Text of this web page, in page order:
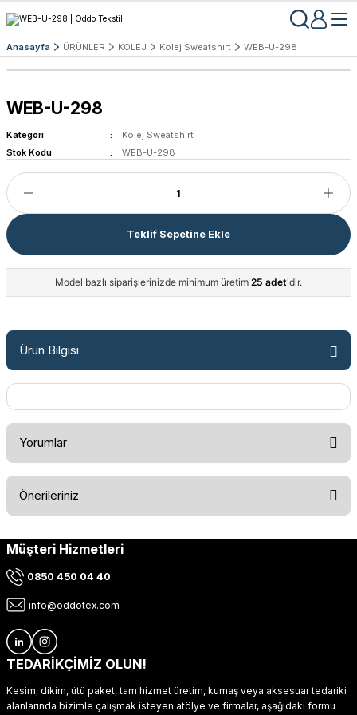
Anasayfa ÜRÜNLER KOLEJ Kolej Sweatshırt WEB-U-298
WEB-U-298
Kategori
Kolej Sweatshırt
Stok Kodu
WEB-U-298
Teklif Sepetine Ekle
Model bazlı siparişlerinizde minimum üretim 25 adet'dir.
Ürün Bilgisi
Yorumlar
Önerileriniz
Bu ürünün fiyat bilgisi, resim, ürün açıklamalarında ve diğer
kullanarak tarafımıza iletebilirsiniz.
Ürün resmi kalitesiz, bozuk veya görüntülenemiyor.
Ürün açıklamasında eksik bilgiler bulunuyor.
Ürün fiyatı diğer sitelerden daha pahalı.
Müşteri Hizmetleri
0850 450 04 40
info@oddotex.com
TEDARİKÇİMİZ OLUN!
Kesim, dikim, ütü paket, tam hizmet üretim, kumaş veya aksesuar tedariki
alanlarında bizimle çalışmak isteyen atölye ve firmalar, aşağıdaki formu